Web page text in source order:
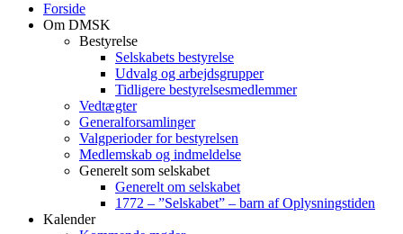
Forside
Om DMSK
Bestyrelse
Selskabets bestyrelse
Udvalg og arbejdsgrupper
Tidligere bestyrelsesmedlemmer
Vedtægter
Generalforsamlinger
Valgperioder for bestyrelsen
Medlemskab og indmeldelse
Generelt som selskabet
Generelt om selskabet
1772 – ”Selskabet” – barn af Oplysningstiden
Kalender